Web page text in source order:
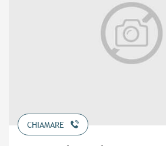
CHIAMARE